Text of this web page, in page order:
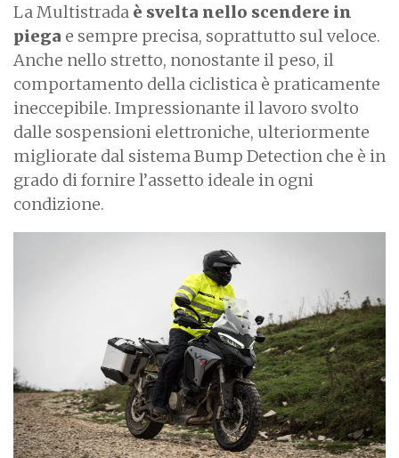
La Multistrada è svelta nello scendere in
piega e sempre precisa, soprattutto sul veloce.
Anche nello stretto, nonostante il peso, il
comportamento della ciclistica è praticamente
ineccepibile. Impressionante il lavoro svolto
dalle sospensioni elettroniche, ulteriormente
migliorate dal sistema Bump Detection che è in
grado di fornire l’assetto ideale in ogni
condizione.